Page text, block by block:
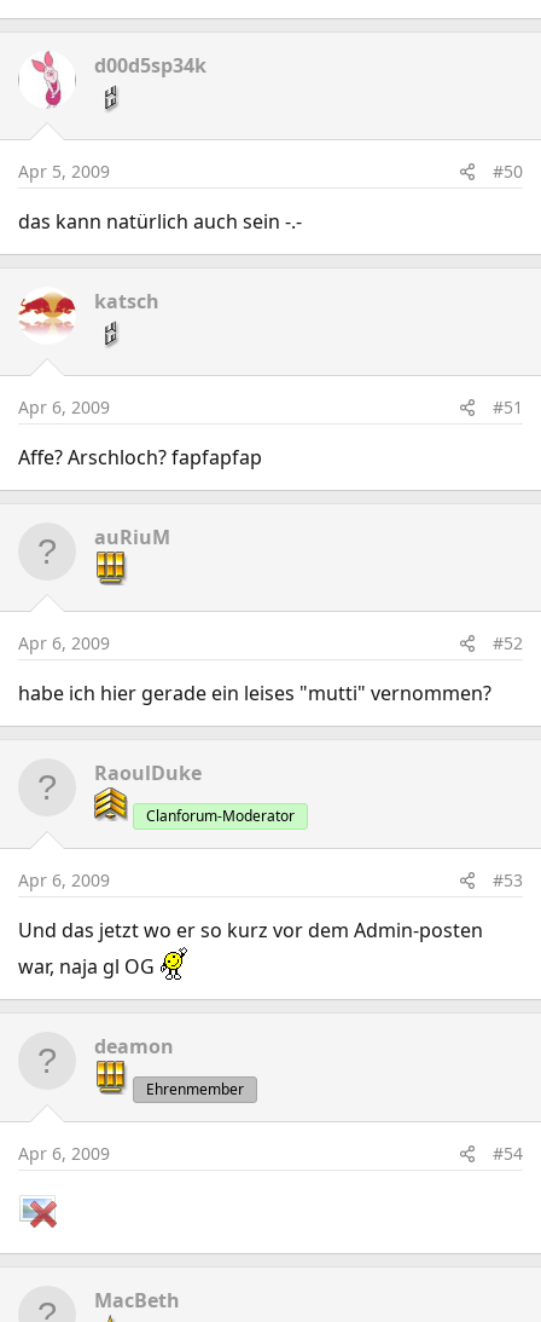
d00d5sp34k
Apr 5, 2009 #50
das kann natürlich auch sein -.-
katsch
Apr 6, 2009 #51
Affe? Arschloch? fapfapfap
auRiuM
Apr 6, 2009 #52
habe ich hier gerade ein leises "mutti" vernommen?
RaoulDuke
Clanforum-Moderator
Apr 6, 2009 #53
Und das jetzt wo er so kurz vor dem Admin-posten
war, naja gl OG
deamon
Ehrenmember
Apr 6, 2009 #54
MacBeth